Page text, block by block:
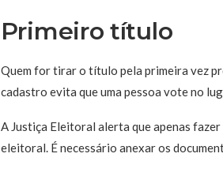
Primeiro título
Quem for tirar o título pela primeira vez
cadastro evita que uma pessoa vote no
A Justiça Eleitoral alerta que apenas
eleitoral. É necessário anexar os